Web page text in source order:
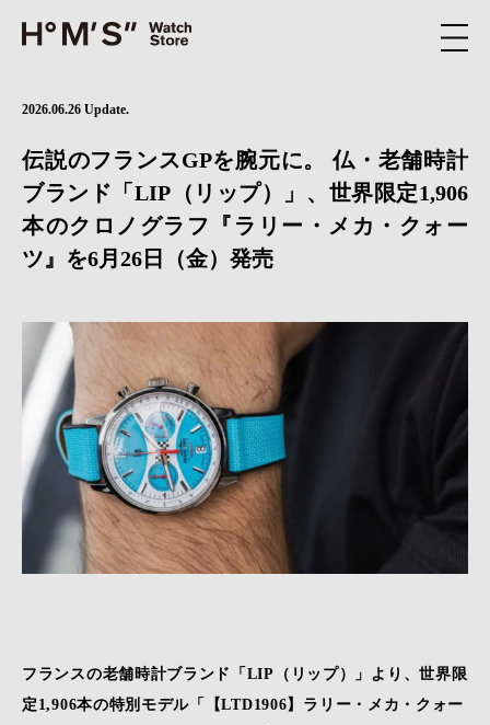
2026.06.26 Update.
伝説のフランスGPを腕元に。 仏・老舗時計
ブランド「LIP（リップ）」、世界限定1,906
本のクロノグラフ『ラリー・メカ・クォー
ツ』を6月26日（金）発売
フランスの老舗時計ブランド「LIP（リップ）」より、世界限
定1,906本の特別モデル「【LTD1906】ラリー・メカ・クォー